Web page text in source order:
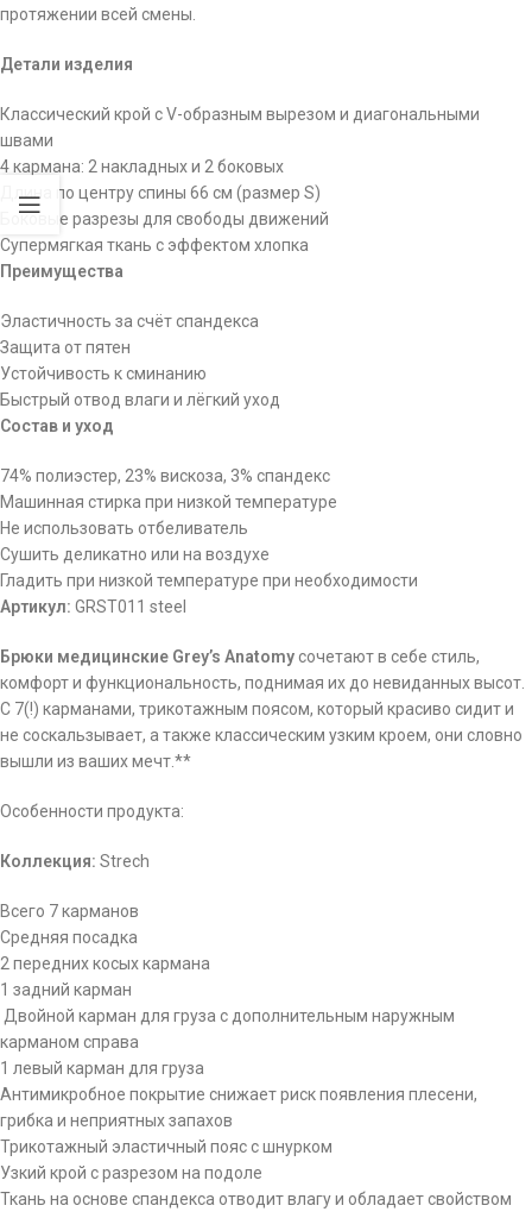
протяжении всей смены.
Детали изделия
Классический крой с V-образным вырезом и диагональными
швами
4 кармана: 2 накладных и 2 боковых
Длина по центру спины 66 см (размер S)
Боковые разрезы для свободы движений
Супермягкая ткань с эффектом хлопка
Преимущества
Эластичность за счёт спандекса
Защита от пятен
Устойчивость к сминанию
Быстрый отвод влаги и лёгкий уход
Состав и уход
74% полиэстер, 23% вискоза, 3% спандекс
Машинная стирка при низкой температуре
Не использовать отбеливатель
Сушить деликатно или на воздухе
Гладить при низкой температуре при необходимости
Артикул: GRST011 steel
Брюки медицинские Grey’s Anatomyсочетают в себе стиль,
комфорт и функциональность, поднимая их до невиданных высот.
С 7(!) карманами, трикотажным поясом, который красиво сидит и
не соскальзывает, а также классическим узким кроем, они словно
вышли из ваших мечт.**
Особенности продукта:
Коллекция: Strech
Всего 7 карманов
Средняя посадка
2 передних косых кармана
1 задний карман
Двойной карман для груза с дополнительным наружным
карманом справа
1 левый карман для груза
Антимикробное покрытие снижает риск появления плесени,
грибка и неприятных запахов
Трикотажный эластичный пояс с шнурком
Узкий крой с разрезом на подоле
Ткань на основе спандекса отводит влагу и обладает свойством